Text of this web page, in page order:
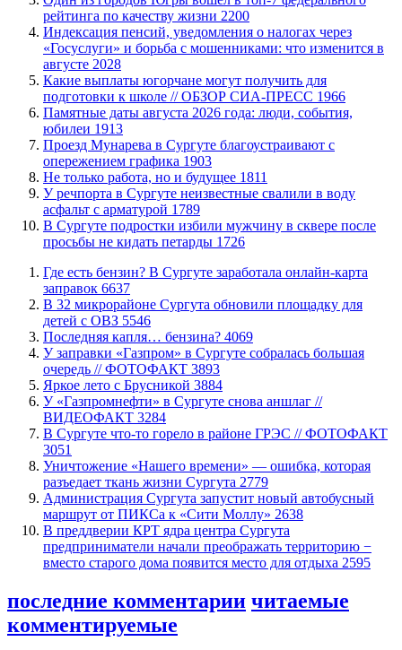
рейтинга по качеству жизни 2200
​Индексация пенсий, уведомления о налогах через
«Госуслуги» и борьба с мошенниками: что изменится в
августе 2028
Какие выплаты югорчане могут получить для
подготовки к школе // ОБЗОР СИА-ПРЕСС 1966
​Памятные даты августа 2026 года: люди, события,
юбилеи 1913
​Проезд Мунарева в Сургуте благоустраивают с
опережением графика 1903
​Не только работа, но и будущее 1811
​У речпорта в Сургуте неизвестные свалили в воду
асфальт с арматурой 1789
В Сургуте подростки избили мужчину в сквере после
просьбы не кидать петарды 1726
​Где есть бензин? В Сургуте заработала онлайн-карта
заправок 6637
В 32 микрорайоне Сургута обновили площадку для
детей с ОВЗ 5546
​Последняя капля… бензина? 4069
​У заправки «Газпром» в Сургуте собралась большая
очередь // ФОТОФАКТ 3893
Яркое лето с Брусникой 3884
У «Газпромнефти» в Сургуте снова аншлаг //
ВИДЕОФАКТ 3284
​В Сургуте что-то горело в районе ГРЭС // ФОТОФАКТ
3051
​Уничтожение «Нашего времени» — ошибка, которая
разъедает ткань жизни Сургута 2779
​Администрация Сургута запустит новый автобусный
маршрут от ПИКСа к «Сити Моллу» 2638
​В преддверии КРТ ядра центра Сургута
предприниматели начали преображать территорию −
вместо старого дома появится место для отдыха 2595
последние комментарии читаемые
комментируемые